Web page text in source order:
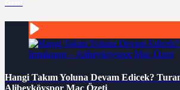
Hangi Takım Yoluna Devam Edicek?
Alibeyköyspor Maç Özeti